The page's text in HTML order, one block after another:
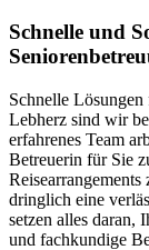
Schnelle und
Schnelle
Lebherz sind wir
erfahrenes Team
Betreuerin für Sie
dringlich eine
setzen alles daran,
und fachkundige